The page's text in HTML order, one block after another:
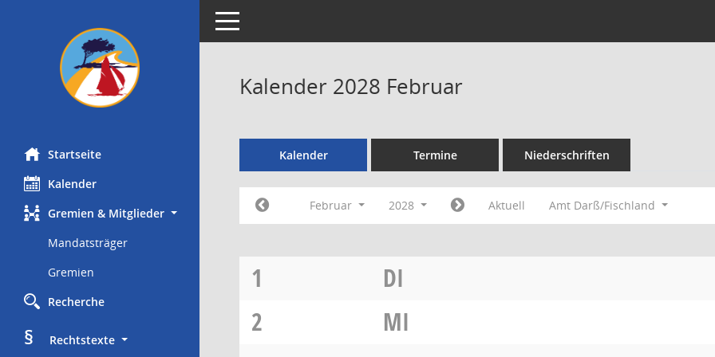
Startseite
Kalender
Gremien & Mitglieder
Mandatsträger
Gremien
Recherche
§
     Rechtstexte
Toggle navigation
Kalender 2028 Februar
Kalender Termine Niederschriften
Februar 2028 Aktuell Amt Darß/Fischland
1
DI
2
MI